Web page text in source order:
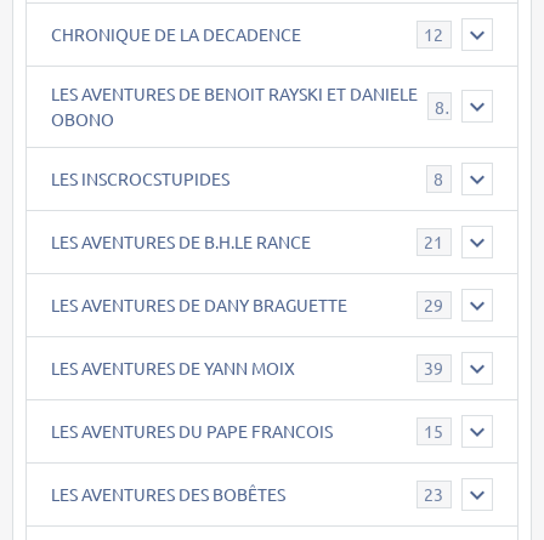
CHRONIQUE DE LA DECADENCE 12
LES AVENTURES DE BENOIT RAYSKI ET DANIELE
OBONO
8
LES INSCROCSTUPIDES 8
LES AVENTURES DE B.H.LE RANCE 21
LES AVENTURES DE DANY BRAGUETTE 29
LES AVENTURES DE YANN MOIX 39
LES AVENTURES DU PAPE FRANCOIS 15
LES AVENTURES DES BOBÊTES 23